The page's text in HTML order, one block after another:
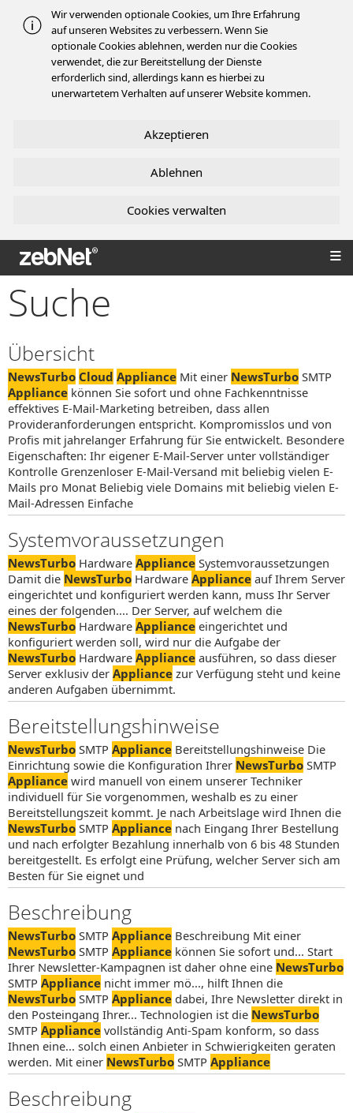
Wir verwenden optionale Cookies, um Ihre Erfahrung
auf unseren Websites zu verbessern. Wenn Sie
optionale Cookies ablehnen, werden nur die Cookies
verwendet, die zur Bereitstellung der Dienste
erforderlich sind, allerdings kann es hierbei zu
unerwartetem Verhalten auf unserer Website kommen.
Akzeptieren
Ablehnen
Cookies verwalten
zebNet®
Suche
Übersicht
NewsTurbo Cloud Appliance Mit einer NewsTurbo SMTP
Appliance können Sie sofort und ohne Fachkenntnisse
effektives E-Mail-Marketing betreiben, dass allen
Provideranforderungen entspricht. Kompromisslos und von
Profis mit jahrelanger Erfahrung für Sie entwickelt. Besondere
Eigenschaften: Ihr eigener E-Mail-Server unter vollständiger
Kontrolle Grenzenloser E-Mail-Versand mit beliebig vielen E-
Mails pro Monat Beliebig viele Domains mit beliebig vielen E-
Mail-Adressen Einfache
Systemvoraussetzungen
NewsTurbo Hardware Appliance Systemvoraussetzungen
Damit die NewsTurbo Hardware Appliance auf Ihrem Server
eingerichtet und konfiguriert werden kann, muss Ihr Server
eines der folgenden.... Der Server, auf welchem die
NewsTurbo Hardware Appliance eingerichtet und
konfiguriert werden soll, wird nur die Aufgabe der
NewsTurbo Hardware Appliance ausführen, so dass dieser
Server exklusiv der Appliance zur Verfügung steht und keine
anderen Aufgaben übernimmt.
Bereitstellungshinweise
NewsTurbo SMTP Appliance Bereitstellungshinweise Die
Einrichtung sowie die Konfiguration Ihrer NewsTurbo SMTP
Appliance wird manuell von einem unserer Techniker
individuell für Sie vorgenommen, weshalb es zu einer
Bereitstellungszeit kommt. Je nach Arbeitslage wird Ihnen die
NewsTurbo SMTP Appliance nach Eingang Ihrer Bestellung
und nach erfolgter Bezahlung innerhalb von 6 bis 48 Stunden
bereitgestellt. Es erfolgt eine Prüfung, welcher Server sich am
Besten für Sie eignet und
Beschreibung
NewsTurbo SMTP Appliance Beschreibung Mit einer
NewsTurbo SMTP Appliance können Sie sofort und... Start
Ihrer Newsletter-Kampagnen ist daher ohne eine NewsTurbo
SMTP Appliance nicht immer mö..., hilft Ihnen die
NewsTurbo SMTP Appliance dabei, Ihre Newsletter direkt in
den Posteingang Ihrer... Technologien ist die NewsTurbo
SMTP Appliance vollständig Anti-Spam konform, so dass
Ihnen eine... solch einen Anbieter in Schwierigkeiten geraten
werden. Mit einer NewsTurbo SMTP Appliance
Beschreibung